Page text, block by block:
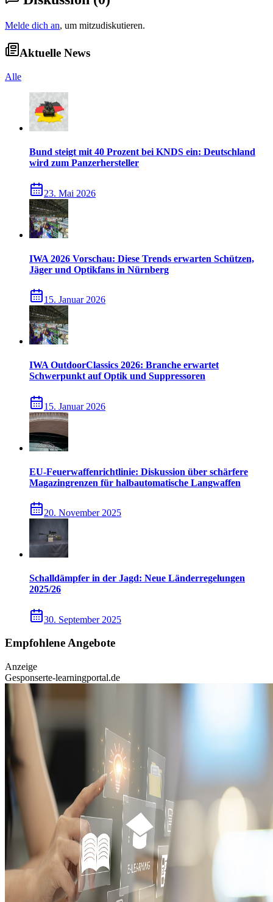
Melde dich an, um mitzudiskutieren.
Aktuelle News
Alle
Bund steigt mit 40 Prozent bei KNDS ein: Deutschland
wird zum Panzerhersteller
23. Mai 2026
IWA 2026 Vorschau: Diese Trends erwarten Schützen,
Jäger und Optikfans in Nürnberg
15. Januar 2026
IWA OutdoorClassics 2026: Branche erwartet
Schwerpunkt auf Optik und Suppressoren
15. Januar 2026
EU-Feuerwaffenrichtlinie: Diskussion über schärfere
Magazingrenzen für halbautomatische Langwaffen
20. November 2025
Schalldämpfer in der Jagd: Neue Länderregelungen
2025/26
30. September 2025
Empfohlene Angebote
Anzeige
Gesponserte-learningportal.de